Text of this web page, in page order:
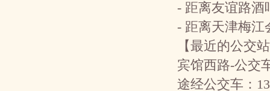
- 距离友谊路酒
- 距离天津梅江
【最近的公交
宾馆西路-公交
途经公交车：